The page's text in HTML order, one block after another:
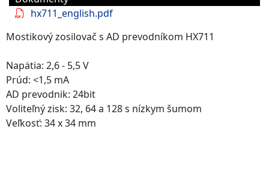
hx711_english.pdf
Mostikový zosilovač s AD prevodníkom HX711
Napätia: 2,6 - 5,5 V
Prúd: <1,5 mA
AD prevodnik: 24bit
Voliteľný zisk: 32, 64 a 128 s nízkym šumom
Veľkosť: 34 x 34 mm